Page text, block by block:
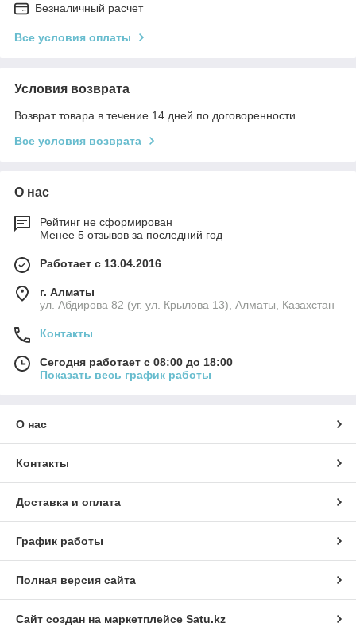
Безналичный расчет
Все условия оплаты
Условия возврата
Возврат товара в течение 14 дней по договоренности
Все условия возврата
О нас
Рейтинг не сформирован
Менее 5 отзывов за последний год
Работает с 13.04.2016
г. Алматы
ул. Абдирова 82 (уг. ул. Крылова 13), Алматы, Казахстан
Контакты
Сегодня работает с 08:00 до 18:00
Показать весь график работы
О нас
Контакты
Доставка и оплата
График работы
Полная версия сайта
Сайт создан на маркетплейсе Satu.kz